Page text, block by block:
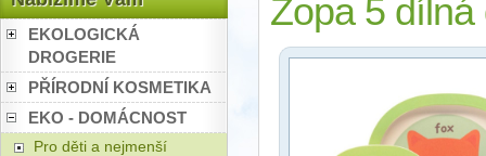
EKOLOGICKÁ
DROGERIE
PŘÍRODNÍ KOSMETIKA
EKO - DOMÁCNOST
Pro děti a nejmenší
Zopa 5